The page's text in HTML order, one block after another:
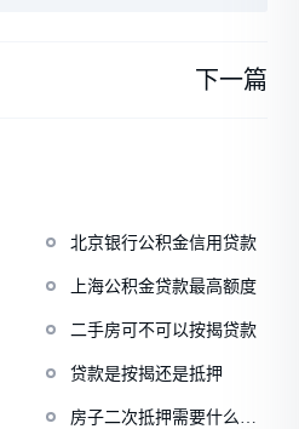
下一篇
北京银行公积金信用贷款
上海公积金贷款最高额度
二手房可不可以按揭贷款
贷款是按揭还是抵押
房子二次抵押需要什么手